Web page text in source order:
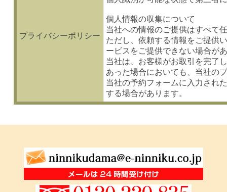
プライバシーポリシー
個人情報の収集について
当社への情報のご提供はすべて
ただし、依頼する情報をご提供
ービスをご提供できない場合が
当社は、お客様がお取引を完了
あった場合においても、当社の
当社の予約フォームに入力され
する場合があります。